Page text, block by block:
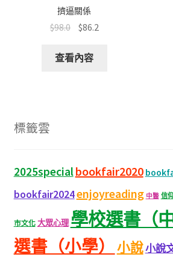
擠逼關係
$98.0 $86.2
查看內容
標籤雲
2025specialbookfair2020
bookfair2024enjoyreading 中醫 信
市文化 大眾心理 學校選書（中
選書（小學）
小說小說